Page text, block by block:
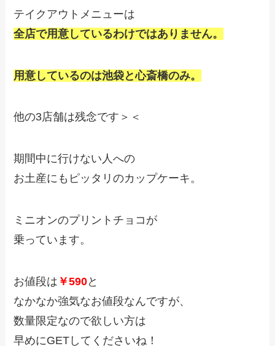
テイクアウトメニューは
全店で用意しているわけではありません。
用意しているのは池袋と心斎橋のみ。
他の3店舗は残念です＞＜
期間中に行けない人への
お土産にもピッタリのカップケーキ。
ミニオンのプリントチョコが
乗っています。
お値段は ￥590と
なかなか強気なお値段なんですが、
数量限定なので欲しい方は
早めにGETしてくださいね！